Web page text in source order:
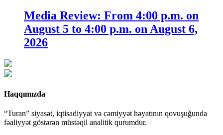
Media Review: From 4:00 p.m. on
August 5 to 4:00 p.m. on August 6,
2026
Haqqımızda
“Turan” siyasət, iqtisadiyyat və cəmiyyət həyatının qovuşuğunda
fəaliyyət göstərən müstəqil analitik qurumdur.